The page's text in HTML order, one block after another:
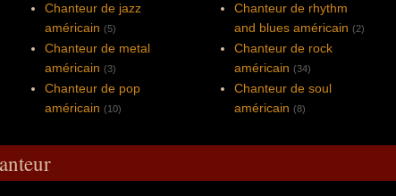
Chanteur de jazz
américain (5)
Chanteur de metal
américain (3)
Chanteur de pop
américain (10)
Chanteur de rhythm
and blues américain (2)
Chanteur de rock
américain (34)
Chanteur de soul
américain (8)